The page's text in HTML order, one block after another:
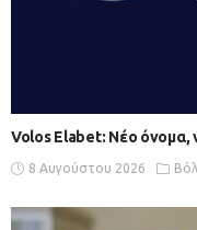
Volos Elabet: Νέο όνομα,
8 Αυγούστου 2026